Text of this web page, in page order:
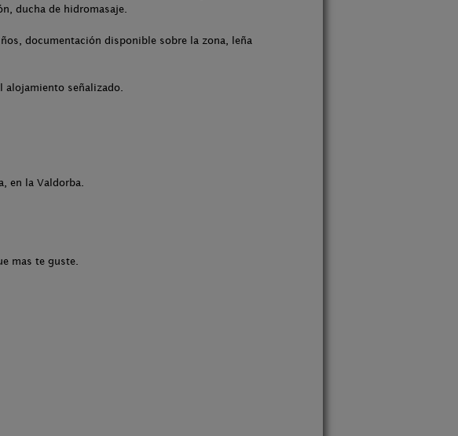
ducha de hidromasaje.
documentación disponible sobre la zona, leña
alojamiento señalizado.
en la Valdorba.
mas te guste.